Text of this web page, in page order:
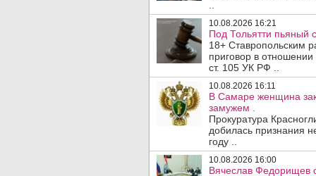
10.08.2026 16:21
Под Тольятти пьяный
18+ Ставропольским
приговор в
ст. 105 УК РФ ..
10.08.2026 16:11
В Самаре женщина
замужем .
Прокуратура
добилась признания
году ..
10.08.2026 16:00
Вячеслав Федорищев